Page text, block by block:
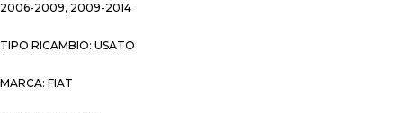
2006-2009, 2009-2014
TIPO RICAMBIO: USATO
MARCA: FIAT